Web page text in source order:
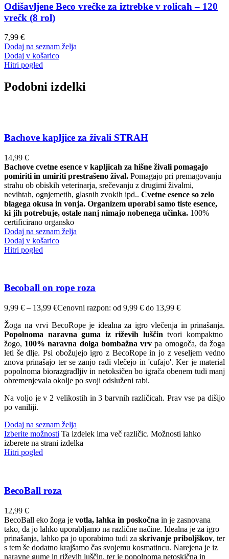
Odišavljene Beco vrečke za iztrebke v rolicah – 120
vrečk (8 rol)
7,99 €
Dodaj na seznam želja
Dodaj v košarico
Hitri pogled
Podobni izdelki
Bachove kapljice za živali STRAH
14,99 €
Bachove cvetne esence v kapljicah za hišne živali pomagajo
pomiriti in umiriti prestrašeno žival. Pomagajo pri premagovanju
strahu ob obiskih veterinarja, srečevanju z drugimi živalmi,
nevihtah, ognjemetih, glasnih zvokih ipd.. Cvetne esence so zelo
blagega okusa in vonja. Organizem uporabi samo tiste esence,
ki jih potrebuje, ostale nanj nimajo nobenega učinka. 100%
certificirano organsko
Dodaj na seznam želja
Dodaj v košarico
Hitri pogled
Becoball on rope roza
9,99 € – 13,99 €Cenovni razpon: od 9,99 € do 13,99 €
Žoga na vrvi BecoRope je idealna za igro vlečenja in prinašanja.
Popolnoma naravna guma iz riževih luščin tvori kompaktno
žogo, 100% naravna dolga bombažna vrv pa omogoča, da žoga
leti še dlje. Psi obožujejo igro z BecoRope in jo z veseljem vedno
znova prinašajo ter se zanjo radi vlečejo in 'cufajo'. Ker je material
popolnoma biorazgradljiv in netoksičen bo igrača obenem tudi manj
obremenjevala okolje po svoji odsluženi rabi.
Na voljo je v 2 velikostih in 3 barvnih različicah. Prav vse pa dišijo
po vaniliji.
Dodaj na seznam želja
Izberite možnosti Ta izdelek ima več različic. Možnosti lahko
izberete na strani izdelka
Hitri pogled
BecoBall roza
12,99 €
BecoBall eko žoga je votla, lahka in poskočna in je zasnovana
tako, da jo lahko uporabljamo na različne načine. Idealna je za igro
prinašanja, lahko pa jo uporabimo tudi za skrivanje priboljškov, ter
s tem še dodatno krajšamo čas svojemu kosmatincu. Narejena je iz
naravne gume in riževih luščin, ter je popolnoma netoskična in